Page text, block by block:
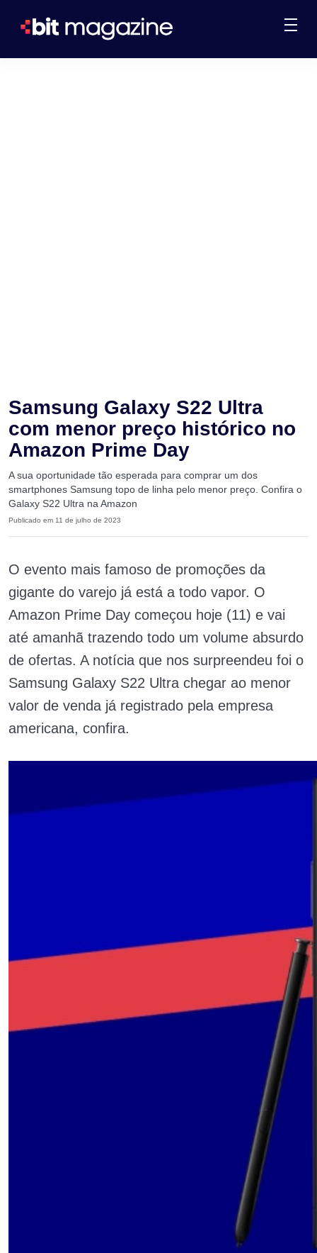
Samsung Galaxy S22 Ultra
com menor preço histórico no
Amazon Prime Day
A sua oportunidade tão esperada para comprar um dos
smartphones Samsung topo de linha pelo menor preço. Confira o
Galaxy S22 Ultra na Amazon
Publicado em 11 de julho de 2023
O evento mais famoso de promoções da
gigante do varejo já está a todo vapor. O
Amazon Prime Day começou hoje (11) e vai
até amanhã trazendo todo um volume absurdo
de ofertas. A notícia que nos surpreendeu foi o
Samsung Galaxy S22 Ultra chegar ao menor
valor de venda já registrado pela empresa
americana, confira.